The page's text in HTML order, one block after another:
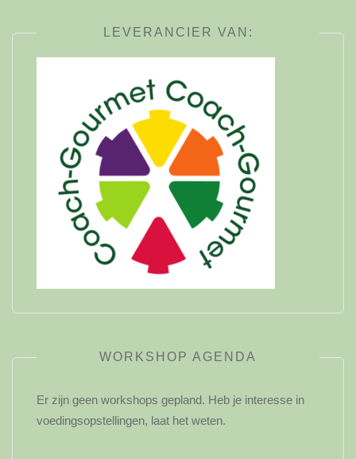
LEVERANCIER VAN:
WORKSHOP AGENDA
Er zijn geen workshops gepland. Heb je interesse in
voedingsopstellingen, laat het weten.